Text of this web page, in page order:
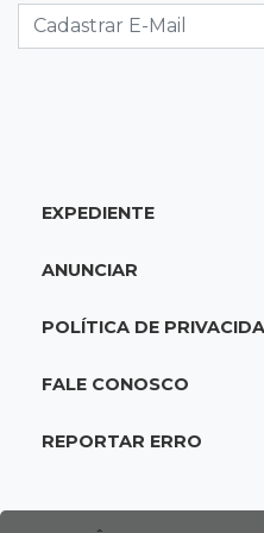
Brasileirão Feminino
20:15Pedro Juan
ligada a laboratório
19:56São Gabriel do
Suspeitos de ocupar
EXPEDIENTE
ANUNCIAR
POLÍTICA DE
FALE CONOSCO
REPORTAR ERRO